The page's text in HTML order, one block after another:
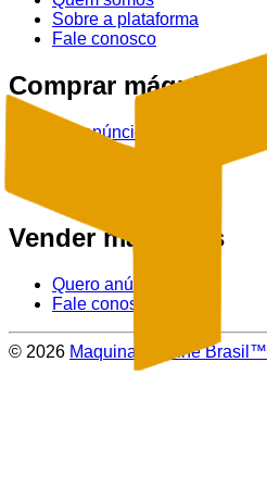
Sobre a plataforma
Fale conosco
Comprar máquinas
Ver anúncios
Vender máquinas
Quero anúnciar
Fale conosco
© 2026 Maquinas Online Brasil™